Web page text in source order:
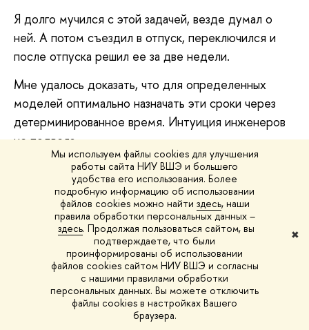
Мы используем файлы cookies для улучшения
работы сайта НИУ ВШЭ и большего
удобства его использования. Более
подробную информацию об использовании
файлов cookies можно найти здесь, наши
правила обработки персональных данных –
здесь. Продолжая пользоваться сайтом, вы
подтверждаете, что были
проинформированы об использовании
файлов cookies сайтом НИУ ВШЭ и согласны
с нашими правилами обработки
персональных данных. Вы можете отключить
файлы cookies в настройках Вашего
браузера.
✖
Я долго мучился с этой задачей, везде думал о
ней. А потом съездил в отпуск, переключился и
после отпуска решил ее за две недели.
Мне удалось доказать, что для определенных
моделей оптимально назначать эти сроки через
детерминированное время. Интуиция инженеров
не подвела.
Мою работу опубликовали в 1-м номере 1961
года журнала «Вопросы радиотехники».
Должен сказать, что по ходу работы над
диссертацией мне пришлось расширить объект
исследования, поскольку уже на финальном этапе
выяснилось, что часть положений диссертации
параллельно исследованы и опубликованы в одной
из западных работ в декабре 1960 года, а я